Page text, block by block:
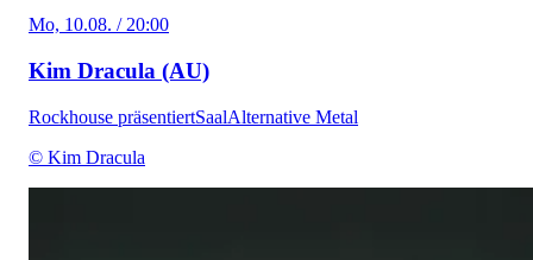
Mo, 10.08. / 20:00
Kim Dracula (AU)
Rockhouse präsentiertSaalAlternative Metal
© Kim Dracula